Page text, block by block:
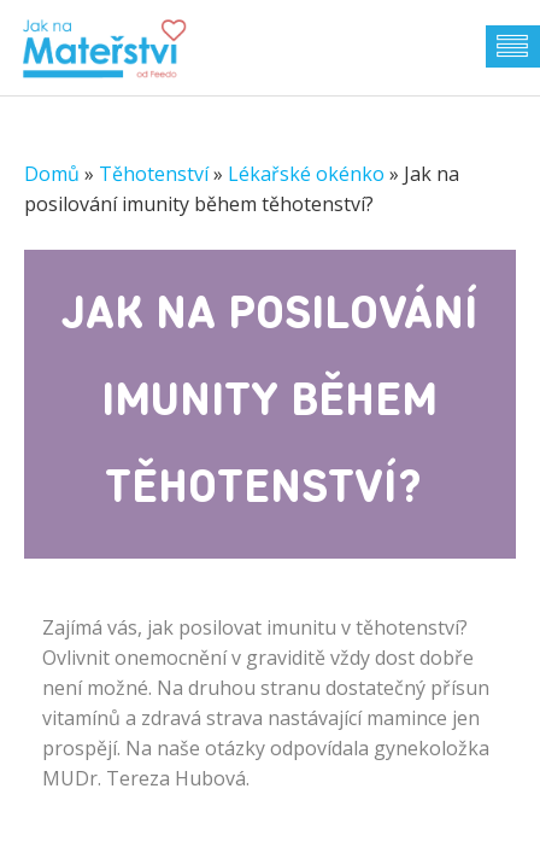
Domů » Těhotenství» Lékařské okénko » Jak na
posilování imunity během těhotenství?
JAK NA POSILOVÁNÍ
IMUNITY BĚHEM
TĚHOTENSTVÍ?
Zajímá vás, jak posilovat imunitu v těhotenství?
Ovlivnit onemocnění v graviditě vždy dost dobře
není možné. Na druhou stranu dostatečný přísun
vitamínů a zdravá strava nastávající mamince jen
prospějí. Na naše otázky odpovídala gynekoložka
MUDr. Tereza Hubová.